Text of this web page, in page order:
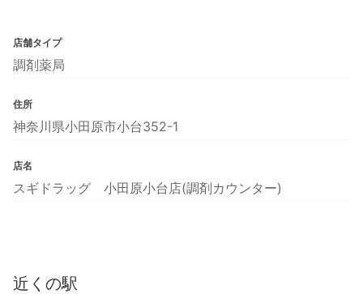
店舗タイプ
調剤薬局
住所
神奈川県小田原市小台352-1
店名
スギドラッグ 小田原小台店(調剤カウンター)
近くの駅